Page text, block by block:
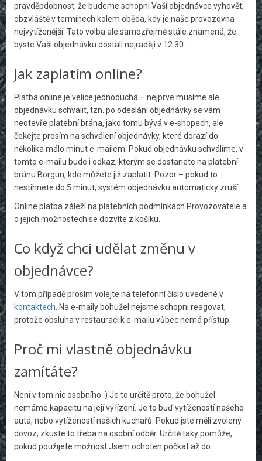
pravděpdobnost, že budeme schopni Vaší objednávce vyhovět,
obzvláště v termínech kolem oběda, kdy je naše provozovna
nejvytíženější. Tato volba ale samozřejmě stále znamená, že
byste Vaši objednávku dostali nejraději v 12:30.
Jak zaplatím online?
Platba online je velice jednoduchá – nejprve musíme ale
objednávku schválit, tzn. po odeslání objednávky se vám
neotevře platební brána, jako tomu bývá v e-shopech, ale
čekejte prosím na schválení objednávky, které dorazí do
několika málo minut e-mailem. Pokud objednávku schválíme, v
tomto e-mailu bude i odkaz, kterým se dostanete na platební
bránu Borgun, kde můžete již zaplatit. Pozor – pokud to
nestihnete do 5 minut, systém objednávku automaticky zruší.
Online platba záleží na platebních podmínkách Provozovatele a
o jejich možnostech se dozvíte z košíku.
Co když chci udělat změnu v
objednávce?
V tom případě prosím volejte na telefonní číslo uvedené v
kontaktech . Na e-maily bohužel nejsme schopni reagovat,
protože obsluha v restauraci k e-mailu vůbec nemá přístup.
Proč mi vlastně objednávku
zamítáte?
Není v tom nic osobního :) Je to určitě proto, že bohužel
nemáme kapacitu na její vyřízení. Je to buď vytížeností našeho
auta, nebo vytížeností našich kuchařů. Pokud jste měli zvolený
dovoz, zkuste to třeba na osobní odběr. Určitě taky pomůže,
pokud použijete možnost Jsem ochoten počkat až do…